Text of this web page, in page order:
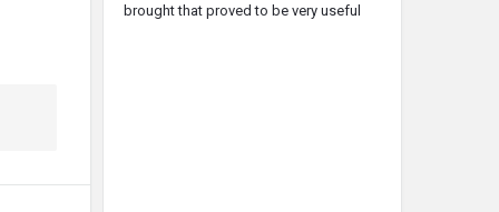
brought that proved to be very useful